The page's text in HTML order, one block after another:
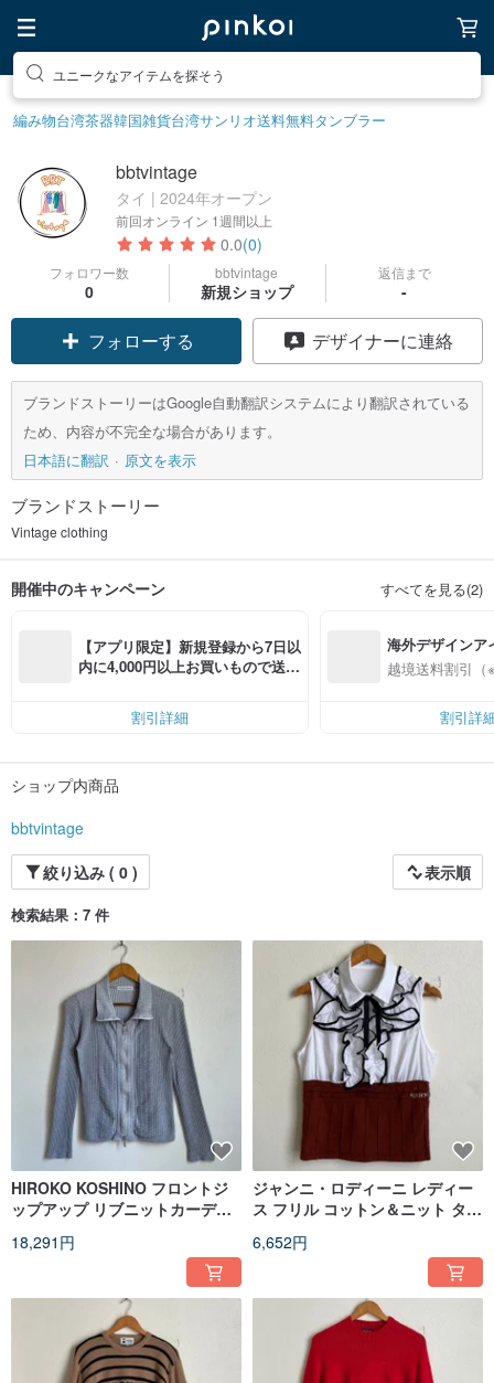
ユニークなアイテムを探そう
編み物台湾茶器韓国雑貨台湾サンリオ送料無料タンブラー
bbtvintage
タイ | 2024年オープン
前回オンライン 1週間以上
0.0(0)
フォロワー数
0
bbtvintage
新規ショップ
返信まで
-
フォローする デザイナーに連絡
ブランドストーリーはGoogle自動翻訳システムにより翻訳されている
ため、内容が不完全な場合があります。
日本語に翻訳
原文を表示
ブランドストーリー
Vintage clothing
開催中のキャンペーン すべてを見る(2)
【アプリ限定】新規登録から7日以
内に4,000円以上お買いもので送料
割引詳細
海外デザインア
入
越境送料割引（
割引詳
ショップ内商品
bbtvintage
絞り込み ( 0 )
表示順
検索結果：7 件
HIROKO KOSHINO フロントジ
ップアップ リブニットカーディ
18,291円
ジャンニ・ロディーニ レディー
ス フリル コットン＆ニット タン
6,652円